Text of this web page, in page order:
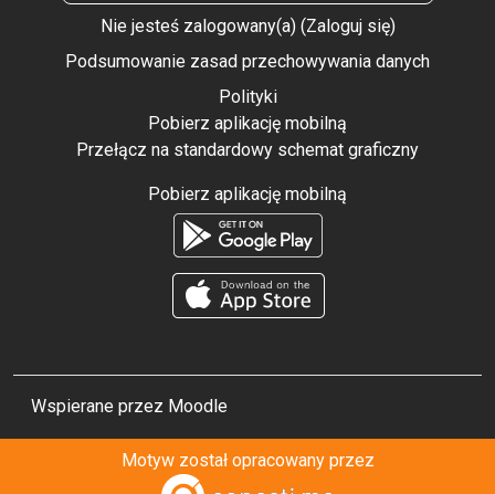
Nie jesteś zalogowany(a) (Zaloguj się)
Podsumowanie zasad przechowywania danych
Polityki
Pobierz aplikację mobilną
Przełącz na standardowy schemat graficzny
Pobierz aplikację mobilną
Wspierane przez Moodle
Motyw został opracowany przez